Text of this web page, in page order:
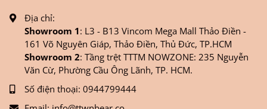
Địa chỉ:
Showroom 1: L3 - B13 Vincom Mega Mall Thảo Điền -
161 Võ Nguyên Giáp, Thảo Điền, Thủ Đức, TP.HCM
Showroom 2: Tầng trệt TTTM NOWZONE: 235 Nguyễn
Văn Cừ, Phường Cầu Ông Lãnh, TP. HCM.
Số điện thoại: 0944799444